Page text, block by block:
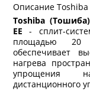
Описание Toshiba
Toshiba (Тошиба)
EE- сплит-
площадью 20
обеспечивает
нагрева
упрощения
дистанционного